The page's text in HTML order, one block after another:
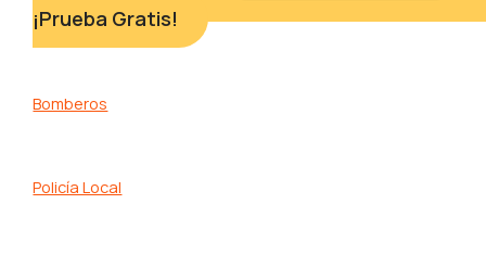
¡Prueba Gratis!
Bomberos
Policía Local